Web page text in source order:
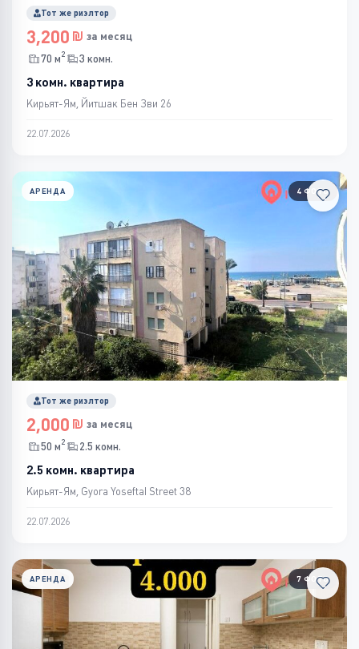
Тот же риэлтор
3,200
за месяц
70 м2 3 комн.
3 комн. квартира
Кирьят-Ям, Йитшак Бен Зви 26
22.07.2026
4 ФОТО
АРЕНДА
Тот же риэлтор
2,000
за месяц
50 м2 2.5 комн.
2.5 комн. квартира
Кирьят-Ям, Gyora Yoseftal Street 38
22.07.2026
7 ФОТО
АРЕНДА